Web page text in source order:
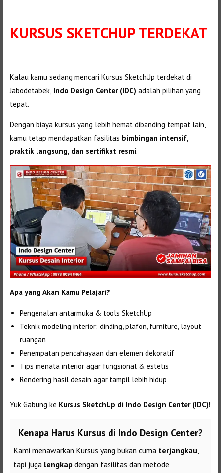
KURSUS SKETCHUP TERDEKAT
Kalau kamu sedang mencari Kursus SketchUp terdekat di
Jabodetabek, Indo Design Center (IDC) adalah pilihan yang
tepat.
Dengan biaya kursus yang lebih hemat dibanding tempat lain,
kamu tetap mendapatkan fasilitas bimbingan intensif,
praktik langsung, dan sertifikat resmi.
Apa yang Akan Kamu Pelajari?
Pengenalan antarmuka & tools SketchUp
Teknik modeling interior: dinding, plafon, furniture, layout
ruangan
Penempatan pencahayaan dan elemen dekoratif
Tips menata interior agar fungsional & estetis
Rendering hasil desain agar tampil lebih hidup
Yuk Gabung ke Kursus SketchUp di Indo Design Center (IDC)!
Kenapa Harus Kursus di Indo Design Center?
Kami menawarkan Kursus yang bukan cuma terjangkau
tapi juga lengkap dengan fasilitas dan metode